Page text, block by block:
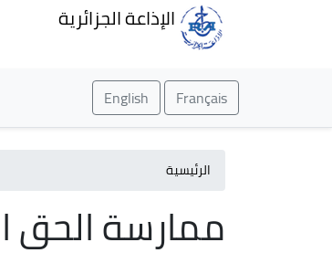
الإذاعة الجزائرية
Français
English
الرئيسية
ممارسة الحق